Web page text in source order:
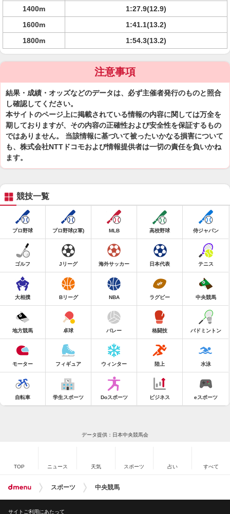
1400m
1:27.9(12.9)
1600m
1:41.1(13.2)
1800m
1:54.3(13.2)
注意事項
結果・成績・オッズなどのデータは、必ず主催者発行のものと照合
し確認してください。
本サイトのページ上に掲載されている情報の内容に関しては万全を
期しておりますが、その内容の正確性および安全性を保証するもの
ではありません。 当該情報に基づいて被ったいかなる損害について
も、株式会社NTTドコモおよび情報提供者は一切の責任を負いかね
ます。
競技一覧
プロ野球 プロ野球(2軍) MLB 高校野球 侍ジャパン
ゴルフ Jリーグ 海外サッカー 日本代表 テニス
大相撲 Bリーグ NBA ラグビー 中央競馬
地方競馬 卓球 バレー 格闘技 バドミントン
モーター フィギュア ウィンター 陸上 水泳
自転車 学生スポーツ Doスポーツ ビジネス eスポーツ
データ提供：日本中央競馬会
TOP ニュース 天気 スポーツ 占い すべて
スポーツ 中央競馬
サイトご利用にあたって